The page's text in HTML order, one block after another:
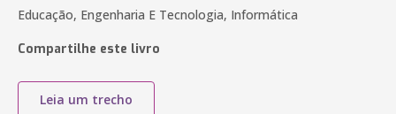
Educação, Engenharia E Tecnologia, Informática
Compartilhe este livro
Leia um trecho